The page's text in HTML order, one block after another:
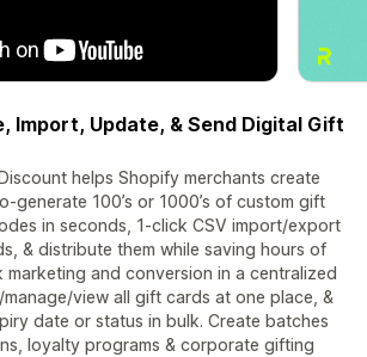
Import, Update, & Send Digital Gift
helps Shopify merchants create
generate 100’s or 1000’s of custom gift
in seconds, 1-click CSV import/export
& distribute them while saving hours of
marketing and conversion in a centralized
view all gift cards at one place, &
date or status in bulk. Create batches
loyalty programs & corporate gifting